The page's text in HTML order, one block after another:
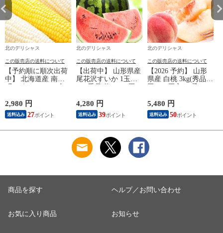
北のデリシャス
この販売店の送料について
【予約順に順次出荷
中】 北海道産 南幌
黄3本/クール冷蔵) 南
幌町明るい農村ネッ
トワーク 朝採り 甘
ルメ お取り寄せ
2,980 円
送料込み 27
北のデリシャス
この販売店の送料について
【出荷中】 山形県産
尾花沢すいか 1玉入
西瓜 尾花沢スイカ
夏ギフト 残暑見舞い
ギフト 贈り物 贈答
自宅用 家庭用 おう
ち用 野菜 山形県 グ
ルメ お取り寄せ
4,280 円
送料込み 39
北のデリシャス
この販売店の送料について
【2026 予約】 山形
県産 白桃 3kg(秀品/7
も モモ はくとう 白
桃 夏ギフト ギフト
贈り物 贈答 お祝い
家庭用 おうち用 果
物 フルーツ 山形県
5,480 円
送料込み 50
商品を探す
お気に入り商品
ヘルプ／お問い合わせ
お知らせ